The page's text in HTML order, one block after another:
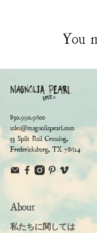
You
830.990.9600
sales@magnoliapearl.com
53 Split Rail Crossing,
Fredericksburg, TX 78624
About
私たちに関しては